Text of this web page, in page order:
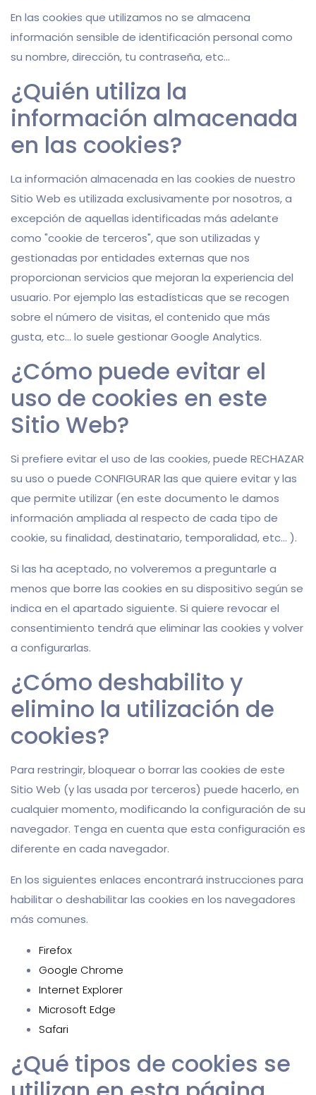
En las cookies que utilizamos no se almacena
información sensible de identificación personal como
su nombre, dirección, tu contraseña, etc…
¿Quién utiliza la
información almacenada
en las cookies?
La información almacenada en las cookies de nuestro
Sitio Web es utilizada exclusivamente por nosotros, a
excepción de aquellas identificadas más adelante
como "cookie de terceros", que son utilizadas y
gestionadas por entidades externas que nos
proporcionan servicios que mejoran la experiencia del
usuario. Por ejemplo las estadísticas que se recogen
sobre el número de visitas, el contenido que más
gusta, etc… lo suele gestionar Google Analytics.
¿Cómo puede evitar el
uso de cookies en este
Sitio Web?
Si prefiere evitar el uso de las cookies, puede RECHAZAR
su uso o puede CONFIGURAR las que quiere evitar y las
que permite utilizar (en este documento le damos
información ampliada al respecto de cada tipo de
cookie, su finalidad, destinatario, temporalidad, etc… ).
Si las ha aceptado, no volveremos a preguntarle a
menos que borre las cookies en su dispositivo según se
indica en el apartado siguiente. Si quiere revocar el
consentimiento tendrá que eliminar las cookies y volver
a configurarlas.
¿Cómo deshabilito y
elimino la utilización de
cookies?
Para restringir, bloquear o borrar las cookies de este
Sitio Web (y las usada por terceros) puede hacerlo, en
cualquier momento, modificando la configuración de su
navegador. Tenga en cuenta que esta configuración es
diferente en cada navegador.
En los siguientes enlaces encontrará instrucciones para
habilitar o deshabilitar las cookies en los navegadores
más comunes.
Firefox
Google Chrome
Internet Explorer
Microsoft Edge
Safari
¿Qué tipos de cookies se